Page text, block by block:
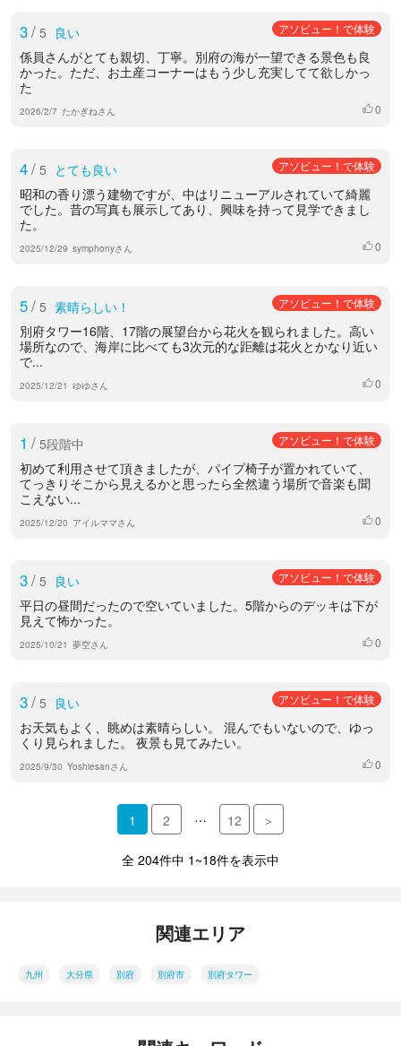
3/ 5 良い アソビュー！で体験
係員さんがとても親切、丁寧。別府の海が一望できる景色も良
かった。ただ、お土産コーナーはもう少し充実してて欲しかっ
た
2026/2/7 たかぎねさん いいね
0
4/ 5 とても良い アソビュー！で体験
昭和の香り漂う建物ですが、中はリニューアルされていて綺麗
でした。昔の写真も展示してあり、興味を持って見学できまし
た。
2025/12/29 symphonyさん いいね
0
5/ 5 素晴らしい！ アソビュー！で体験
別府タワー16階、17階の展望台から花火を観られました。高い
場所なので、海岸に比べても3次元的な距離は花火とかなり近い
で...
2025/12/21 ゆゆさん いいね
0
1 / 5段階中 アソビュー！で体験
初めて利用させて頂きましたが、パイプ椅子が置かれていて、
てっきりそこから見えるかと思ったら全然違う場所で音楽も聞
こえない...
2025/12/20 アイルママさん いいね
0
3/ 5 良い アソビュー！で体験
平日の昼間だったので空いていました。5階からのデッキは下が
見えて怖かった。
2025/10/21 夢空さん いいね
0
3/ 5 良い アソビュー！で体験
お天気もよく、眺めは素晴らしい。 混んでもいないので、ゆっ
くり見られました。 夜景も見てみたい。
2025/9/30 Yoshiesanさん いいね
0
1 2 … 12 ＞
全 204件中 1~18件を表示中
関連エリア
九州 大分県 別府 別府市 別府タワー